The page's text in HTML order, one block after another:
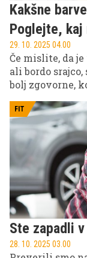
Kakšne
Poglejte, kaj
29. 10. 2025 04.00
Če mislite, da
ali bordo
bolj zgovorne,
FIT
Ste zapadli
28. 10. 2025 03.00